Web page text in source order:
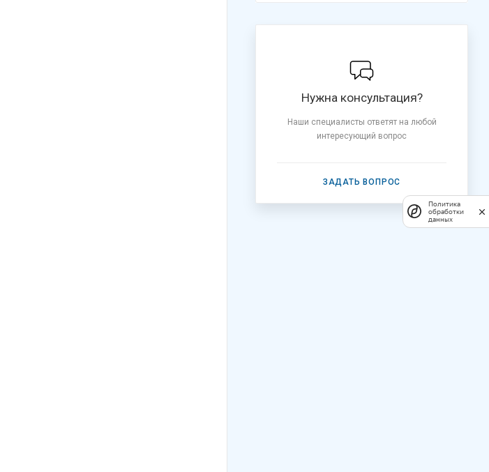
Нужна консультация?
Наши специалисты ответят на любой
интересующий вопрос
ЗАДАТЬ ВОПРОС
Политика
обработки
данных